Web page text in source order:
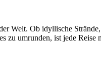
Welt. Ob idyllische
umrunden, ist jede